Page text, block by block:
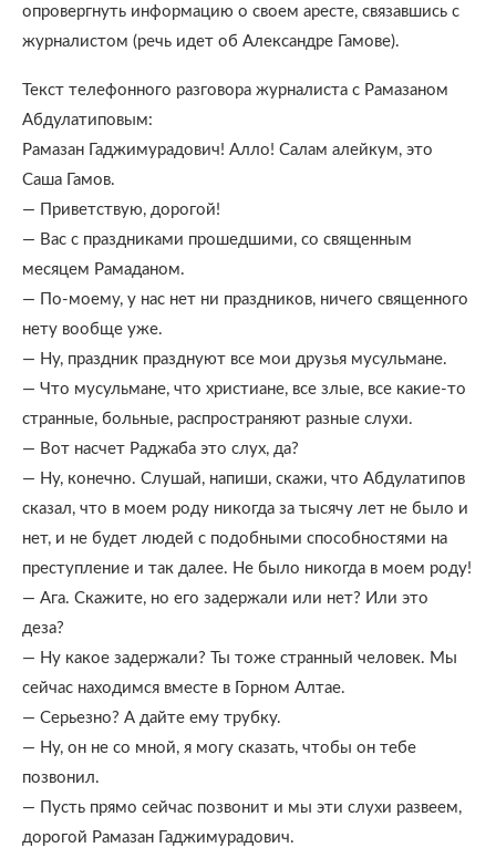
опровергнуть информацию о своем аресте, связавшись с
журналистом (речь идет об Александре Гамове).
Текст телефонного разговора журналиста с Рамазаном
Абдулатиповым:
Рамазан Гаджимурадович! Алло! Салам алейкум, это
Саша Гамов.
— Приветствую, дорогой!
— Вас с праздниками прошедшими, со священным
месяцем Рамаданом.
— По-моему, у нас нет ни праздников, ничего священного
нету вообще уже.
— Ну, праздник празднуют все мои друзья мусульмане.
— Что мусульмане, что христиане, все злые, все какие-то
странные, больные, распространяют разные слухи.
— Вот насчет Раджаба это слух, да?
— Ну, конечно. Слушай, напиши, скажи, что Абдулатипов
сказал, что в моем роду никогда за тысячу лет не было и
нет, и не будет людей с подобными способностями на
преступление и так далее. Не было никогда в моем роду!
— Ага. Скажите, но его задержали или нет? Или это
деза?
— Ну какое задержали? Ты тоже странный человек. Мы
сейчас находимся вместе в Горном Алтае.
— Серьезно? А дайте ему трубку.
— Ну, он не со мной, я могу сказать, чтобы он тебе
позвонил.
— Пусть прямо сейчас позвонит и мы эти слухи развеем,
дорогой Рамазан Гаджимурадович.